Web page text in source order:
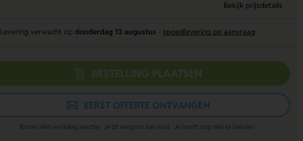
Bekijk prijsdetails
Levering verwacht op donderdag 13 augustus spoedlevering op aanvraag
BESTELLING PLAATSEN
EERST OFFERTE ONTVANGEN
Binnen één werkdag reactie · Je zit nergens aan vast · Je hoeft nog niet te betalen